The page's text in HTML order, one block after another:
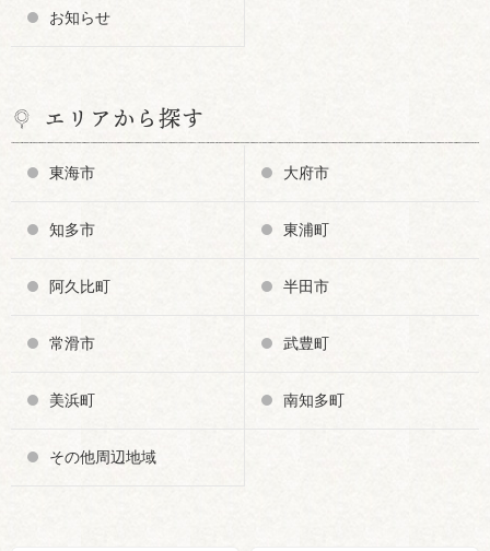
お知らせ
エリアから探す
東海市 大府市
知多市 東浦町
阿久比町 半田市
常滑市 武豊町
美浜町 南知多町
その他周辺地域